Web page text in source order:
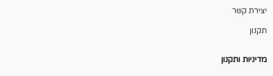
יצירת קשר
תקנון
מדיניות ותקנון